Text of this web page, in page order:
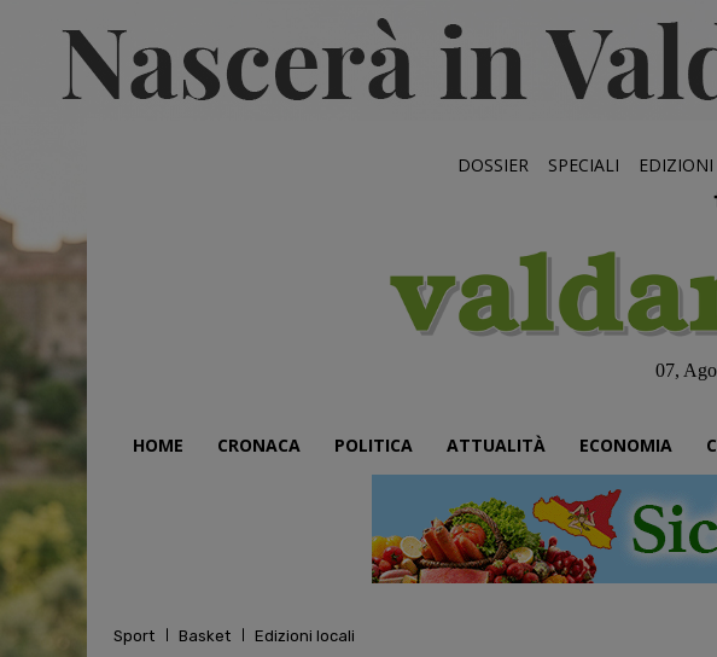
DOSSIER SPECIALI
07,
HOME CRONACA POLITICA ATTUALITÀ ECONOMIA
Sport Basket Edizioni locali